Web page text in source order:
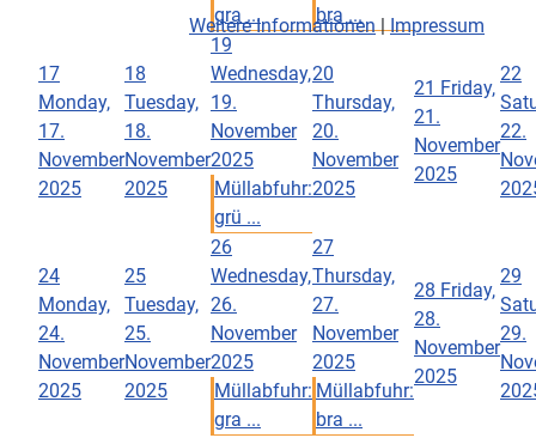
gra ...
bra ...
17
Monday,
17.
November
2025
18
Tuesday,
18.
November
2025
19
Wednesday,
19.
November
2025
Müllabfuhr:
grü ...
20
Thursday,
20.
November
2025
21 Friday,
21.
November
2025
22
22.
24
Monday,
24.
November
2025
25
Tuesday,
25.
November
2025
26
Wednesday,
26.
November
2025
Müllabfuhr:
gra ...
27
Thursday,
27.
November
2025
Müllabfuhr:
bra ...
28 Friday,
28.
November
2025
29
29.
Weitere Informationen|Impressum